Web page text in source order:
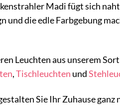
Madi fügt sich
die edle Farbgebung
Leuchten aus unserem
,Tischleuchten und
Sie Ihr Zuhause